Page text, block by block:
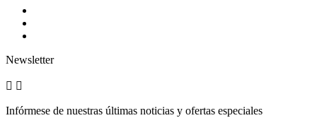
Newsletter
 
Infórmese de nuestras últimas noticias y ofertas especiales